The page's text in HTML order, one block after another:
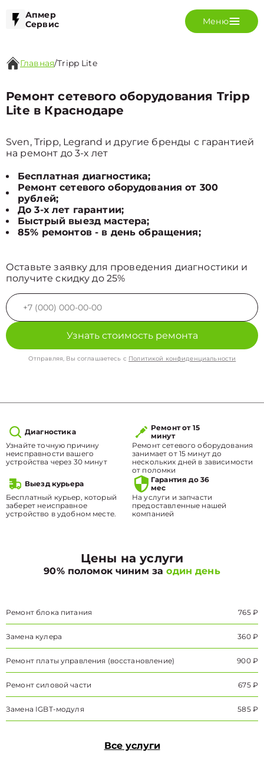
Апмер
Сервис
Меню
Главная/Tripp Lite
Ремонт сетевого оборудования Tripp
Lite в Краснодаре
Sven, Tripp, Legrand и другие бренды с гарантией
на ремонт до 3-х лет
Бесплатная диагностика;
Ремонт сетевого оборудования от 300
рублей;
До 3-х лет гарантии;
Быстрый выезд мастера;
85% ремонтов - в день обращения;
Оставьте заявку для проведения диагностики и
получите скидку до 25%
Узнать стоимость ремонта
Отправляя, Вы соглашаетесь с Политикой конфиденциальности
Диагностика
Узнайте точную причину
неисправности вашего
устройства через 30 минут
Ремонт от 15
минут
Ремонт сетевого оборудования
занимает от 15 минут до
нескольких дней в зависимости
от поломки
Выезд курьера
Бесплатный курьер, который
заберет неисправное
устройство в удобном месте.
Гарантия до 36
мес
На услуги и запчасти
предоставленные нашей
компанией
Цены на услуги
90% поломок чиним заодин день
Ремонт блока питания 765 ₽
Замена кулера 360 ₽
Ремонт платы управления (восстановление) 900 ₽
Ремонт силовой части 675 ₽
Замена IGBT-модуля 585 ₽
Все услуги